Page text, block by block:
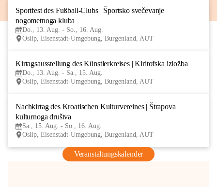
Sportfest des Fußball-Clubs | Športsko svečevanje
nogometnoga kluba
Do., 13. Aug. - So., 16. Aug.
Oslip, Eisenstadt-Umgebung, Burgenland, AUT
Kirtagsausstellung des Künstlerkreises | Kiritofska izložba
Do., 13. Aug. - Sa., 15. Aug.
Oslip, Eisenstadt-Umgebung, Burgenland, AUT
Nachkirtag des Kroatischen Kulturvereines | Štrapova
kulturnoga društva
Sa., 15. Aug. - So., 16. Aug.
Oslip, Eisenstadt-Umgebung, Burgenland, AUT
Veranstaltungskalender